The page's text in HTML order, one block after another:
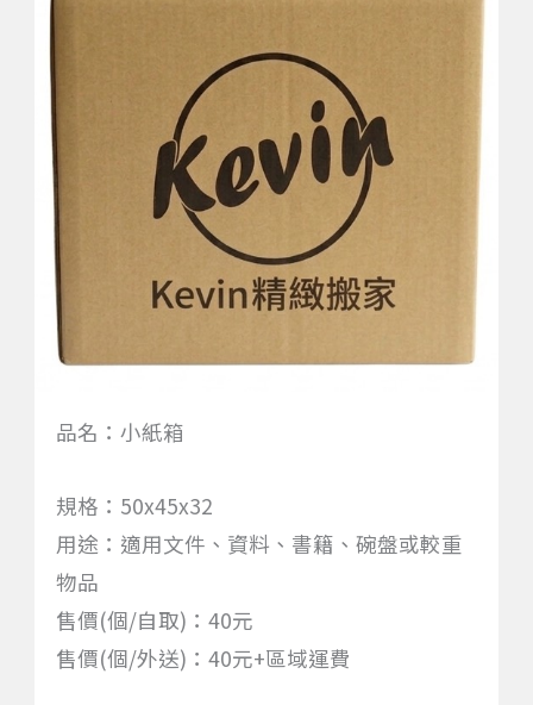
品名：小紙箱
規格：50x45x32
用途：適用文件、資料、書籍、碗盤或較重
物品
售價(個/自取)：40元
售價(個/外送)：40元+區域運費